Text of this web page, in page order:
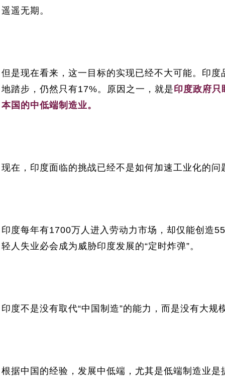
遥遥无期。
但是现在看来，这一目标的实现已经不大可能。印
地踏步，仍然只有17%。原因之一，就是印度政府只
本国的中低端制造业。
现在，印度面临的挑战已经不是如何加速工业化的问
印度每年有1700万人进入劳动力市场，却仅能创造
轻人失业必会成为威胁印度发展的“定时炸弹”。
印度不是没有取代“中国制造”的能力，而是没有大
根据中国的经验，发展中低端，尤其是低端制造业